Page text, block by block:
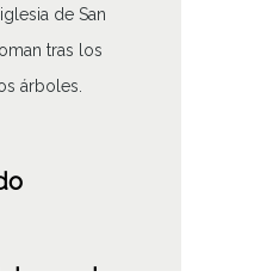
de San
tras los
árboles.